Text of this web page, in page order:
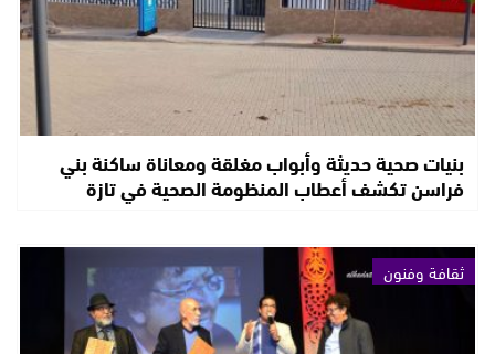
بنيات صحية حديثة وأبواب مغلقة ومعاناة ساكنة بني
فراسن تكشف أعطاب المنظومة الصحية في تازة
ثقافة وفنون